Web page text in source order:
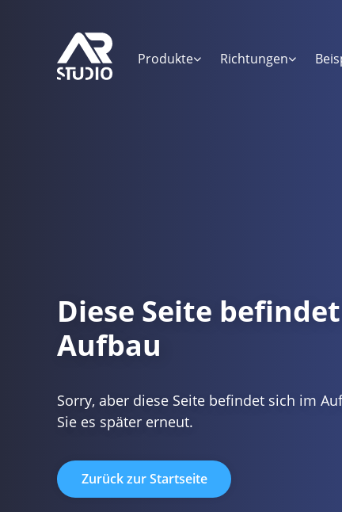
Produkte Richtungen
Diese Seite
Aufbau
Sorry, aber diese Seite befindet sich im
Sie es später erneut.
Zurück zur Startseite